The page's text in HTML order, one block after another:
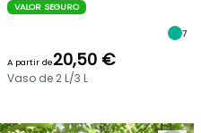
VALOR SEGURO
7
A partir de20,50 €
Vaso de 2 L/3 L